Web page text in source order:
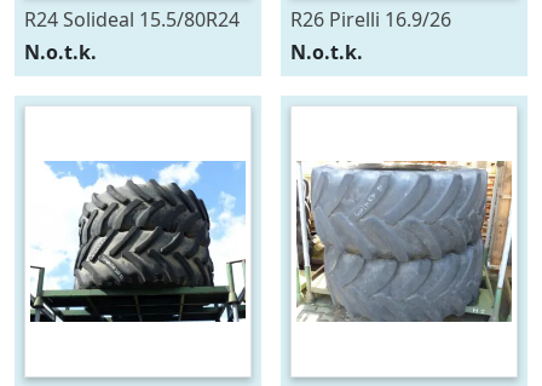
R24 Solideal 15.5/80R24
N.o.t.k.
R26 Pirelli 16.9/26
N.o.t.k.